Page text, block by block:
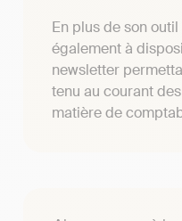
En plus de son
également à
newsletter
tenu au courant
matière de